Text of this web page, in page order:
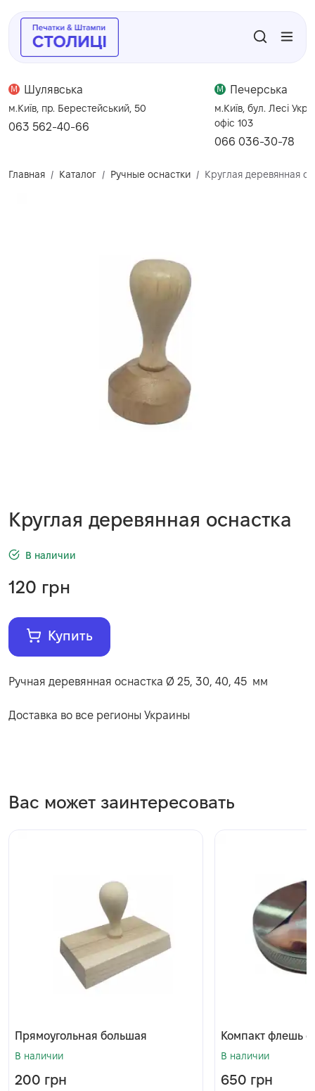
M Шулявська
м.Київ, пр. Берестейський, 50
063 562-40-66
M Печерська
м.Київ, бул. Лесі
офіс 103
066 036-30-78
Главная Каталог Ручные оснастки Круглая деревянная
Круглая деревянная оснастка
В наличии
120 грн
Купить
Ручная деревянная оснастка Ø 25, 30, 40, 45 мм
Доставка во все регионы Украины
Вас может заинтересовать
Прямоугольная большая
В наличии
200 грн
Компакт флешь
В наличии
650 грн